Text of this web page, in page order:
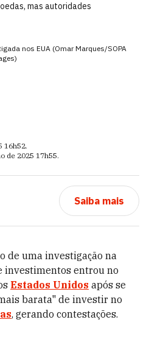
mas autoridades
nos EUA (Omar Marques/SOPA
16h52.
de 2025 17h55.
Saiba mais
de uma investigação na
investimentos entrou no
Estados Unidos após se
barata" de investir no
, gerando contestações.